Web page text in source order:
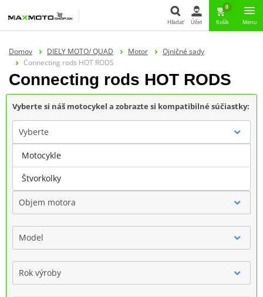
Hľadať Účet
0
Košík Menu
Domov DIELY MOTO/ QUAD Motor
Ojničné sady
Connecting rods HOT RODS
Connecting rods HOT RODS
Vyberte si náš motocykel a zobrazte si kompatibilné súčiastky:
Vyberte
Značka
Objem motora
Model
Rok výroby
Motocykle
Štvorkolky